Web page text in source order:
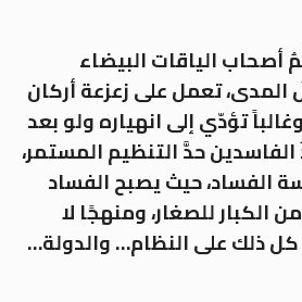
أصحاب الياقات البيضاء
تعمل على زعزعة أركان
تؤدّي إلى انهياره ولو بعد
حدَّ التنظيم المستمر،
الفساد، حيث يصبح الفساد
الكبار للصغار، ومنهجًا لا
ذلك على النظام… والدولة…